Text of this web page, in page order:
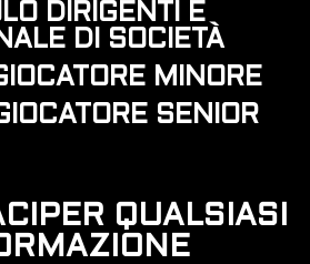
DIRIGENTI E
DI SOCIETÀ
MINORE
SENIOR
QUALSIASI